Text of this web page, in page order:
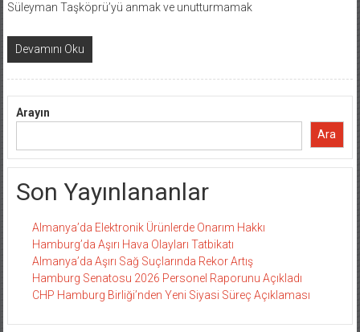
Süleyman Taşköprü’yü anmak ve unutturmamak
Devamını Oku
Arayın
Ara
Son Yayınlananlar
Almanya’da Elektronik Ürünlerde Onarım Hakkı
Hamburg’da Aşırı Hava Olayları Tatbikatı
Almanya’da Aşırı Sağ Suçlarında Rekor Artış
Hamburg Senatosu 2026 Personel Raporunu Açıkladı
CHP Hamburg Birliği’nden Yeni Siyasi Süreç Açıklaması